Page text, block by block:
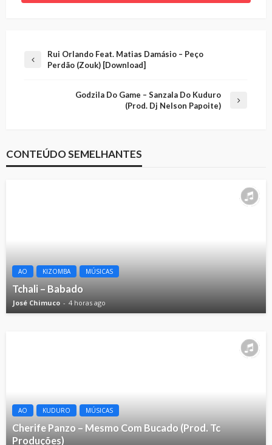
Rui Orlando Feat. Matias Damásio – Peço
Perdão (Zouk) [Download]
Godzila Do Game – Sanzala Do Kuduro
(Prod. Dj Nelson Papoite)
CONTEÚDO SEMELHANTES
AO KIZOMBA MÚSICAS
Tchali – Babado
José Chimuco 4 horas ago
AO KUDURO MÚSICAS
Cherife Panzo – Mesmo Com Bucado (Prod. Tc
Produções)